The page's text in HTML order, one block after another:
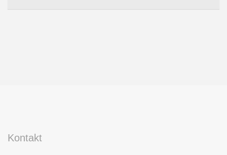
Kontakt